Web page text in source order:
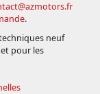
.
neuf
pour les